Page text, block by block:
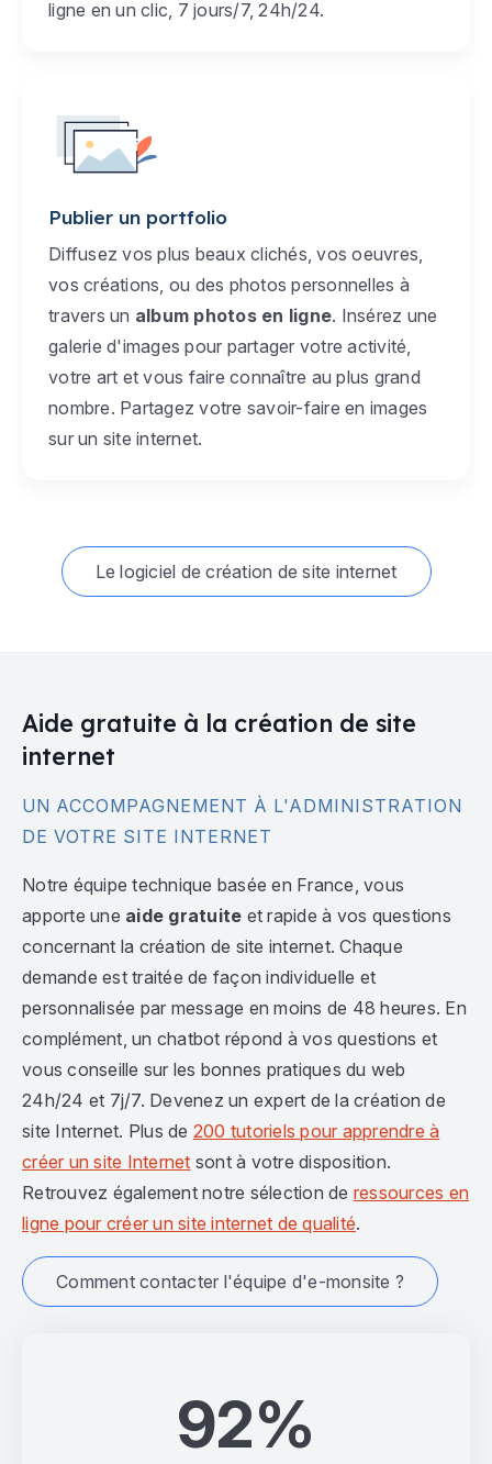
ligne en un clic, 7 jours/7, 24h/24.
Publier un portfolio
Diffusez vos plus beaux clichés, vos oeuvres,
vos créations, ou des photos personnelles à
travers un album photos en ligne. Insérez une
galerie d'images pour partager votre activité,
votre art et vous faire connaître au plus grand
nombre. Partagez votre savoir-faire en images
sur un site internet.
Le logiciel de création de site internet
92%
Aide gratuite à la création de site
internet
UN ACCOMPAGNEMENT À L'ADMINISTRATION
DE VOTRE SITE INTERNET
Notre équipe technique basée en France, vous
apporte une aide gratuite et rapide à vos questions
concernant la création de site internet. Chaque
demande est traitée de façon individuelle et
personnalisée par message en moins de 48 heures. En
complément, un chatbot répond à vos questions et
vous conseille sur les bonnes pratiques du web
24h/24 et 7j/7. Devenez un expert de la création de
site Internet. Plus de 200 tutoriels pour apprendre à
créer un site Internet sont à votre disposition.
Retrouvez également notre sélection de ressources en
ligne pour créer un site internet de qualité.
Comment contacter l'équipe d'e-monsite ?